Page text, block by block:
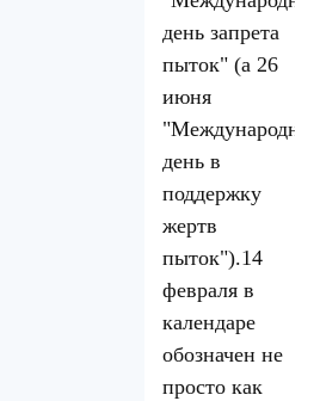
день запрета
пыток" (а 26
июня
день в
поддержку
жертв
пыток").14
февраля в
календаре
обозначен не
просто как